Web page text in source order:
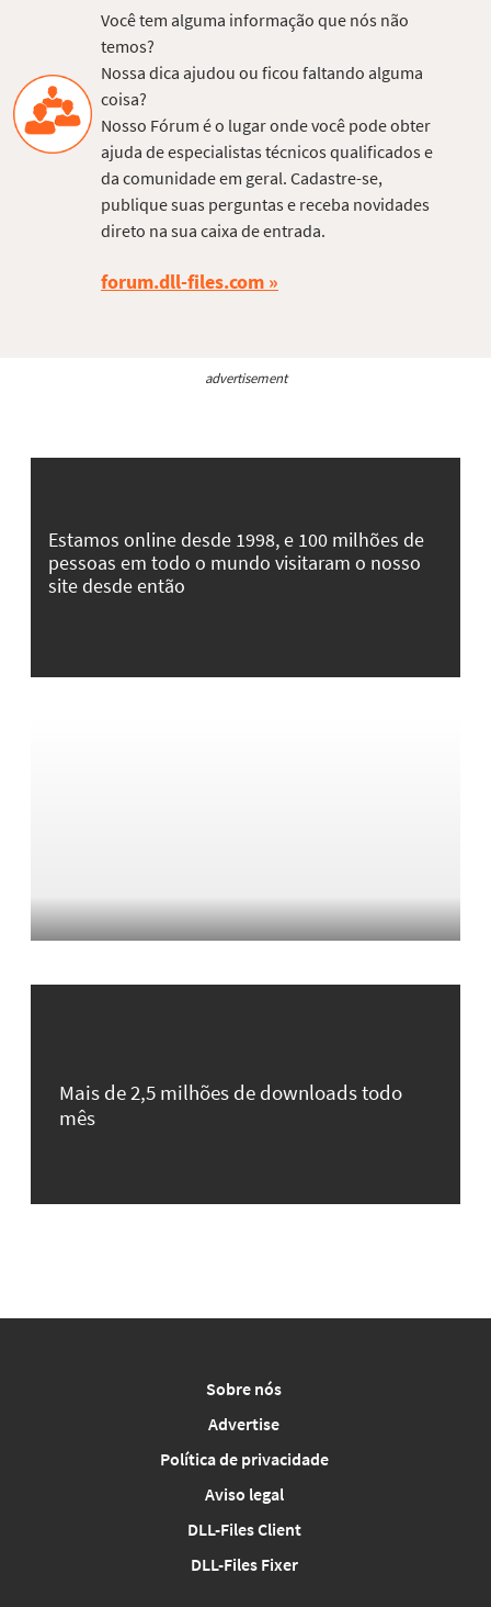
Você tem alguma informação que nós não
temos?
Nossa dica ajudou ou ficou faltando alguma
coisa?
Nosso Fórum é o lugar onde você pode obter
ajuda de especialistas técnicos qualificados e
da comunidade em geral. Cadastre-se,
publique suas perguntas e receba novidades
direto na sua caixa de entrada.
forum.dll-files.com
advertisement
Estamos online desde 1998, e 100 milhões de
pessoas em todo o mundo visitaram o nosso
site desde então
Mais de 2,5 milhões de downloads todo
mês
Sobre nós
Advertise
Política de privacidade
Aviso legal
DLL-Files Client
DLL-Files Fixer